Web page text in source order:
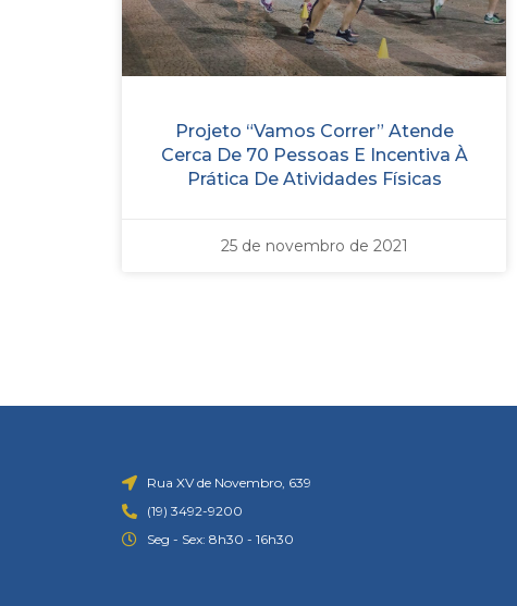
Projeto “Vamos Correr” Atende
Cerca De 70 Pessoas E Incentiva À
Prática De Atividades Físicas
25 de novembro de 2021
Rua XV de Novembro, 639
(19) 3492-9200
Seg - Sex: 8h30 - 16h30